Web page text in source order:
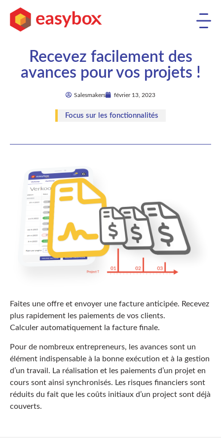
Recevez facilement des
avances pour vos projets !
Salesmakers février 13, 2023
Focus sur les fonctionnalités
Faites une offre et envoyer une facture anticipée. Recevez
plus rapidement les paiements de vos clients.
Calculer automatiquement la facture finale.
Pour de nombreux entrepreneurs, les avances sont un
élément indispensable à la bonne exécution et à la gestion
d’un travail. La réalisation et les paiements d’un projet en
cours sont ainsi synchronisés. Les risques financiers sont
réduits du fait que les coûts initiaux d’un project sont déjà
couverts.